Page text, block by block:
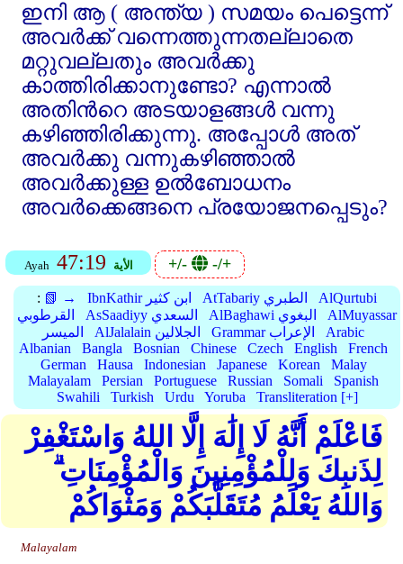
ഇനി ആ ( അന്ത്യ ) സമയം പെട്ടെന്ന്‌
അവര്‍ക്ക്‌ വന്നെത്തുന്നതല്ലാതെ
മറ്റുവല്ലതും അവര്‍ക്കു
കാത്തിരിക്കാനുണ്ടോ? എന്നാല്‍
അതിന്‍റെ അടയാളങ്ങള്‍ വന്നു
കഴിഞ്ഞിരിക്കുന്നു. അപ്പോള്‍ അത്‌
അവര്‍ക്കു വന്നുകഴിഞ്ഞാല്‍
അവര്‍ക്കുള്ള ഉല്‍ബോധനം
അവര്‍ക്കെങ്ങനെ പ്രയോജനപ്പെടും?
Ayah 47:19 الأية +/- -/+
: 📗 → IbnKathir ابن كثير AtTabariy الطبري
AlQurtubi
القرطوبي
AsSaadiyy السعدي AlBaghawi البغوي
AlMuyassar
الميسر
AlJalalain الجلالين Grammar الإعراب
Arabic
Albanian
Bangla Bosnian Chinese Czech English
French
German
Hausa Indonesian Japanese Korean
Malay
Malayalam
Persian Portuguese Russian Somali
Spanish
Swahili
Turkish Urdu Yoruba Transliteration [+]
فَاعْلَمْ أَنَّهُ لَا إِلَٰهَ إِلَّا اللهُ وَاسْتَغْفِرْ
لِذَنبِكَ وَلِلْمُؤْمِنِينَ وَالْمُؤْمِنَاتِ ۗ
وَاللهُ يَعْلَمُ مُتَقَلَّبَكُمْ وَمَثْوَاكُمْ
Malayalam